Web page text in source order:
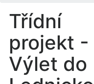
Třídní
projekt -
Výlet do